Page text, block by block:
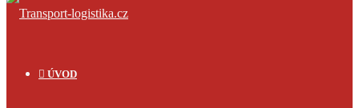
ÚVOD